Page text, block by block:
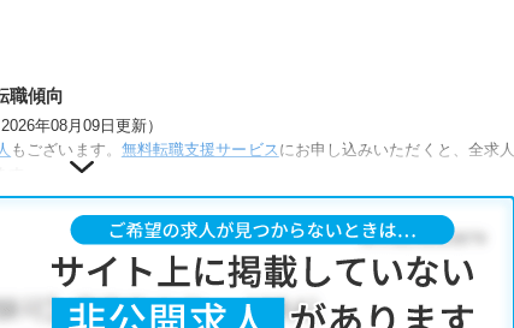
職傾向
年08月09日更新）
もございます。 無料転職支援サービス にお申し込みいただくと、全求人
件が人気です。
正社員(正職員)・介護福祉施設・小児リハビリ・保育園
り条件」から検索いただくか、お気軽にお問い合わせください。
す。